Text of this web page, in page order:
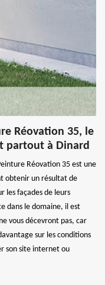
Réovation 35, le
partout à Dinard
Réovation 35 est une
obtenir un résultat de
les façades de leurs
dans le domaine, il est
vous décevront pas, car
sur les conditions
son site internet ou